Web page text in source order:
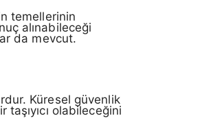
temellerinin
alınabileceği
da mevcut.
Küresel güvenlik
taşıyıcı olabileceğini